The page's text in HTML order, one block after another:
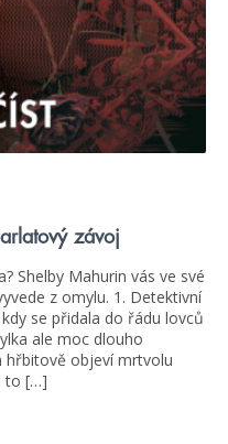
závoj
Shelby Mahurin vás ve své
z omylu. 1. Detektivní
se přidala do řádu lovců
ale moc dlouho
hřbitově objeví mrtvolu
to […]